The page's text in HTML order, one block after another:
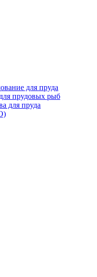
для пруда
прудовых рыб
для пруда